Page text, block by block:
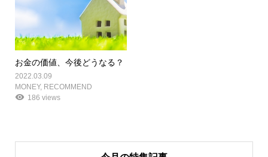
お金の価値、今後どうなる？
2022.03.09
MONEY, RECOMMEND
186 views